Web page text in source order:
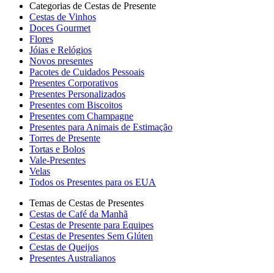
Categorias de Cestas de Presente
Cestas de Vinhos
Doces Gourmet
Flores
Jóias e Relógios
Novos presentes
Pacotes de Cuidados Pessoais
Presentes Corporativos
Presentes Personalizados
Presentes com Biscoitos
Presentes com Champagne
Presentes para Animais de Estimação
Torres de Presente
Tortas e Bolos
Vale-Presentes
Velas
Todos os Presentes para os EUA
Temas de Cestas de Presentes
Cestas de Café da Manhã
Cestas de Presente para Equipes
Cestas de Presentes Sem Glúten
Cestas de Queijos
Presentes Australianos